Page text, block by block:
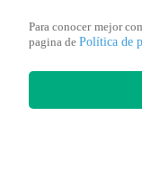
25 de
Para conocer mejor
pagina de Política de